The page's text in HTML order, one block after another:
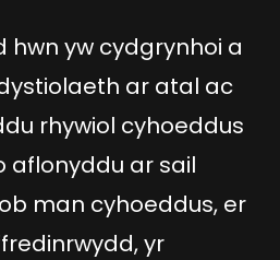
hwn yw cydgrynhoi a
ar atal ac
rhywiol cyhoeddus
aflonyddu ar sail
man cyhoeddus, er
yr